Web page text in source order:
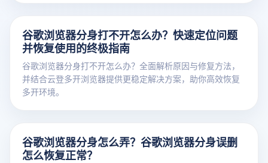
谷歌浏览器分身打不开怎么办？快速定位问题
并恢复使用的终极指南
谷歌浏览器分身打不开怎么办？全面解析原因与修复方法，
并结合云登多开浏览器提供更稳定解决方案，助你高效恢复
多开环境。
谷歌浏览器分身怎么弄？谷歌浏览器分身误删
怎么恢复正常？